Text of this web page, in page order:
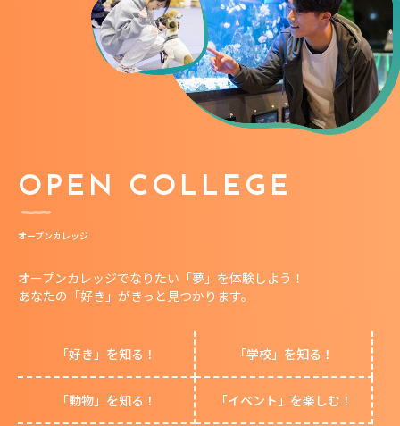
OPEN COLLEGE
オープンカレッジ
オープンカレッジでなりたい「夢」を体験しよう！
あなたの「好き」がきっと見つかります。
「好き」を知る！ 「学校」を知る！
「動物」を知る！ 「イベント」を楽しむ！